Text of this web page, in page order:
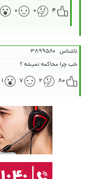
۴
۰ ۰
ناشناس ۳۸۹۹۵۸۰
خب چرا محاکمه نمیشه ؟
۸۰
۲ ۷ ۱